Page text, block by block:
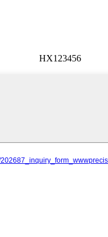
HX123456